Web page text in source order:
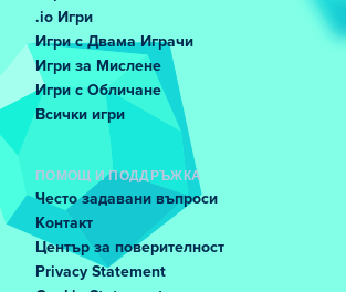
.io Игри
Игри с Двама Играчи
Игри за Мислене
Игри с Обличане
Всички игри
ПОМОЩ И ПОДДРЪЖКА
Често задавани въпроси
Контакт
Център за поверителност
Privacy Statement